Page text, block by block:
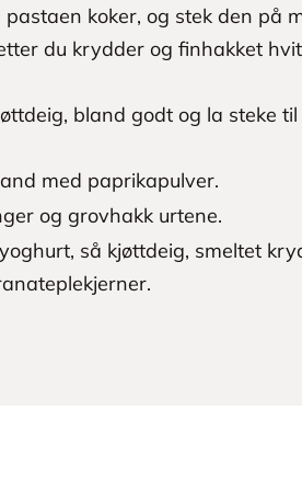
koker, og stek den på
du krydder og finhakket
bland godt og la steke
med paprikapulver.
og grovhakk urtene.
så kjøttdeig, smeltet